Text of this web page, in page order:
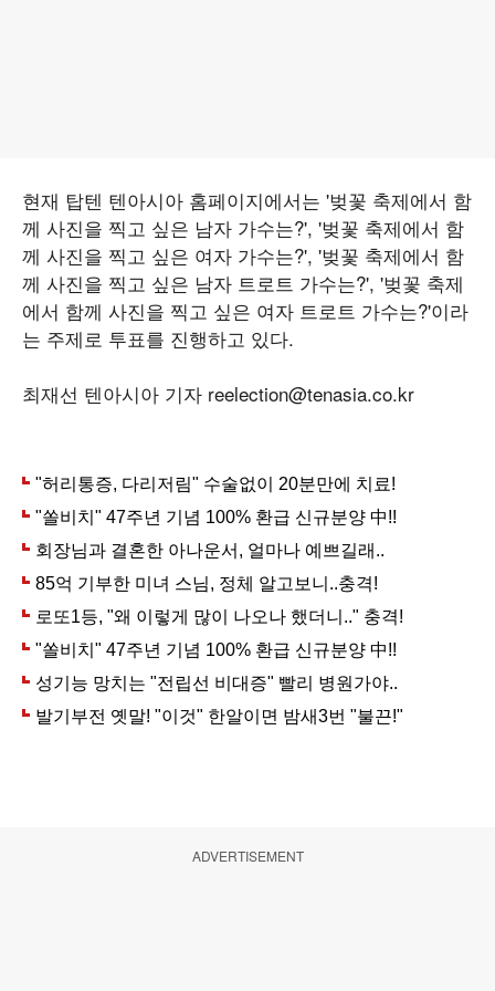
현재 탑텐 텐아시아 홈페이지에서는 '벚꽃 축제에서 함
께 사진을 찍고 싶은 남자 가수는?', '벚꽃 축제에서 함
께 사진을 찍고 싶은 여자 가수는?', '벚꽃 축제에서 함
께 사진을 찍고 싶은 남자 트로트 가수는?', '벚꽃 축제
에서 함께 사진을 찍고 싶은 여자 트로트 가수는?'이라
는 주제로 투표를 진행하고 있다.
최재선 텐아시아 기자 reelection@tenasia.co.kr
ADVERTISEMENT